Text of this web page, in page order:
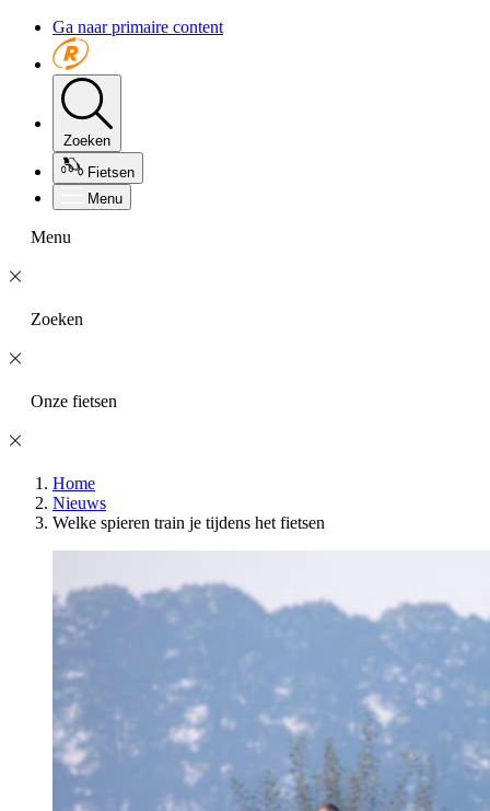
Ga naar primaire content
Zoeken
Fietsen
Menu
Menu
Zoeken
Onze fietsen
Home
Nieuws
Welke spieren train je tijdens het fietsen